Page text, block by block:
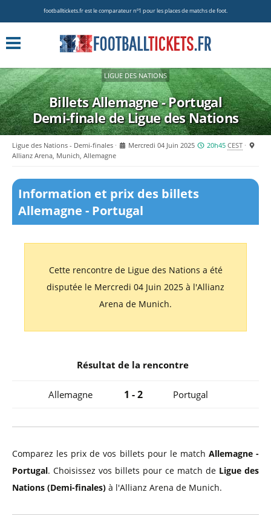
footballtickets.fr est le comparateur nº1 pour les places de matchs de foot.
LIGUE DES NATIONS
Billets Allemagne - Portugal
Demi-finale de Ligue des Nations
Ligue des Nations - Demi-finales Mercredi 04 Juin 2025 20h45 CEST
Allianz Arena, Munich, Allemagne
Information et prix des billets
Allemagne - Portugal
Cette rencontre de Ligue des Nations a été
disputée le Mercredi 04 Juin 2025 à l'Allianz
Arena de Munich.
Résultat de la rencontre
Allemagne 1 - 2 Portugal
Comparez les prix de vos billets pour le match Allemagne -
Portugal. Choisissez vos billets pour ce match de Ligue des
Nations (Demi-finales) à l'Allianz Arena de Munich.